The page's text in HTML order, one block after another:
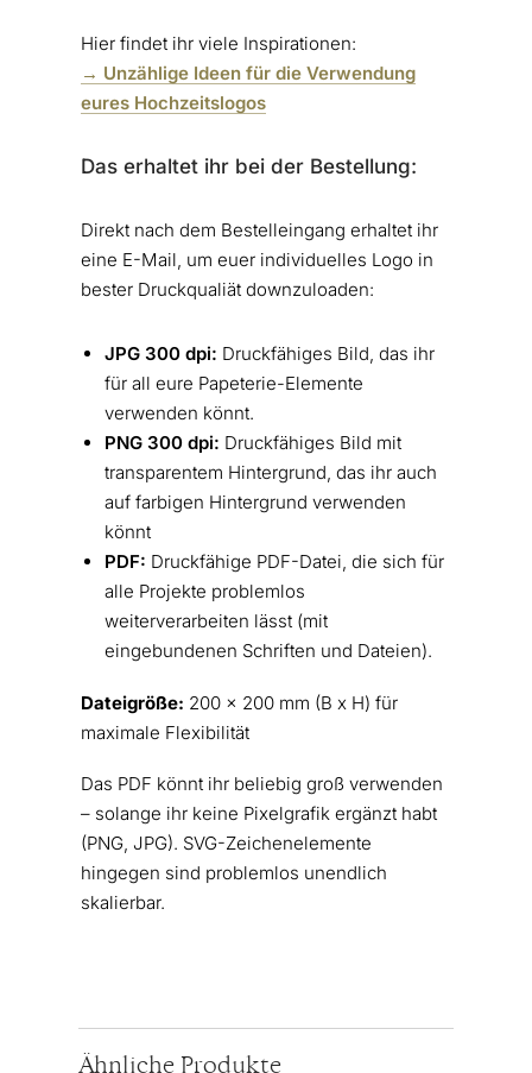
Hier findet ihr viele Inspirationen:
→ Unzählige Ideen für die Verwendung
eures Hochzeitslogos
Das erhaltet ihr bei der Bestellung:
Direkt nach dem Bestelleingang erhaltet ihr
eine E-Mail, um euer individuelles Logo in
bester Druckqualiät downzuloaden:
JPG 300 dpi: Druckfähiges Bild, das ihr
für all eure Papeterie-Elemente
verwenden könnt.
PNG 300 dpi: Druckfähiges Bild mit
transparentem Hintergrund, das ihr auch
auf farbigen Hintergrund verwenden
könnt
PDF: Druckfähige PDF-Datei, die sich für
alle Projekte problemlos
weiterverarbeiten lässt (mit
eingebundenen Schriften und Dateien).
Dateigröße: 200 x 200 mm (B x H) für
maximale Flexibilität
Das PDF könnt ihr beliebig groß verwenden
– solange ihr keine Pixelgrafik ergänzt habt
(PNG, JPG). SVG-Zeichenelemente
hingegen sind problemlos unendlich
skalierbar.
Ähnliche Produkte